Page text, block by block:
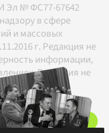
Эл № ФС77-67642
в сфере
и массовых
г. Редакция не
информации,
Редакция не
с